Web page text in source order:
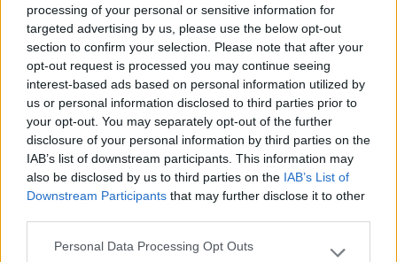
processing of your personal or sensitive information for
targeted advertising by us, please use the below opt-out
section to confirm your selection. Please note that after your
opt-out request is processed you may continue seeing
interest-based ads based on personal information utilized by
us or personal information disclosed to third parties prior to
your opt-out. You may separately opt-out of the further
disclosure of your personal information by third parties on the
IAB’s list of downstream participants. This information may
also be disclosed by us to third parties on the IAB’s List of
Downstream Participants that may further disclose it to other
Please note that this website/app uses one or more Google
Personal Data Processing Opt Outs
Expo RH
IA
Inglês
Interculturalidade
Keep In Mind
Liderança
Perspetivas